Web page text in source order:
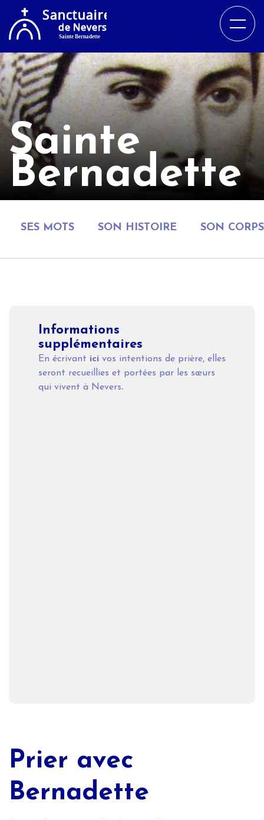
Sainte
Bernadette
SES MOTS SON HISTOIRE SON CORPS
Prier avec
Bernadette
Informations
supplémentaires
En écrivant ici vos intentions de prière, elles
seront recueillies et portées par les sœurs
qui vivent à Nevers.